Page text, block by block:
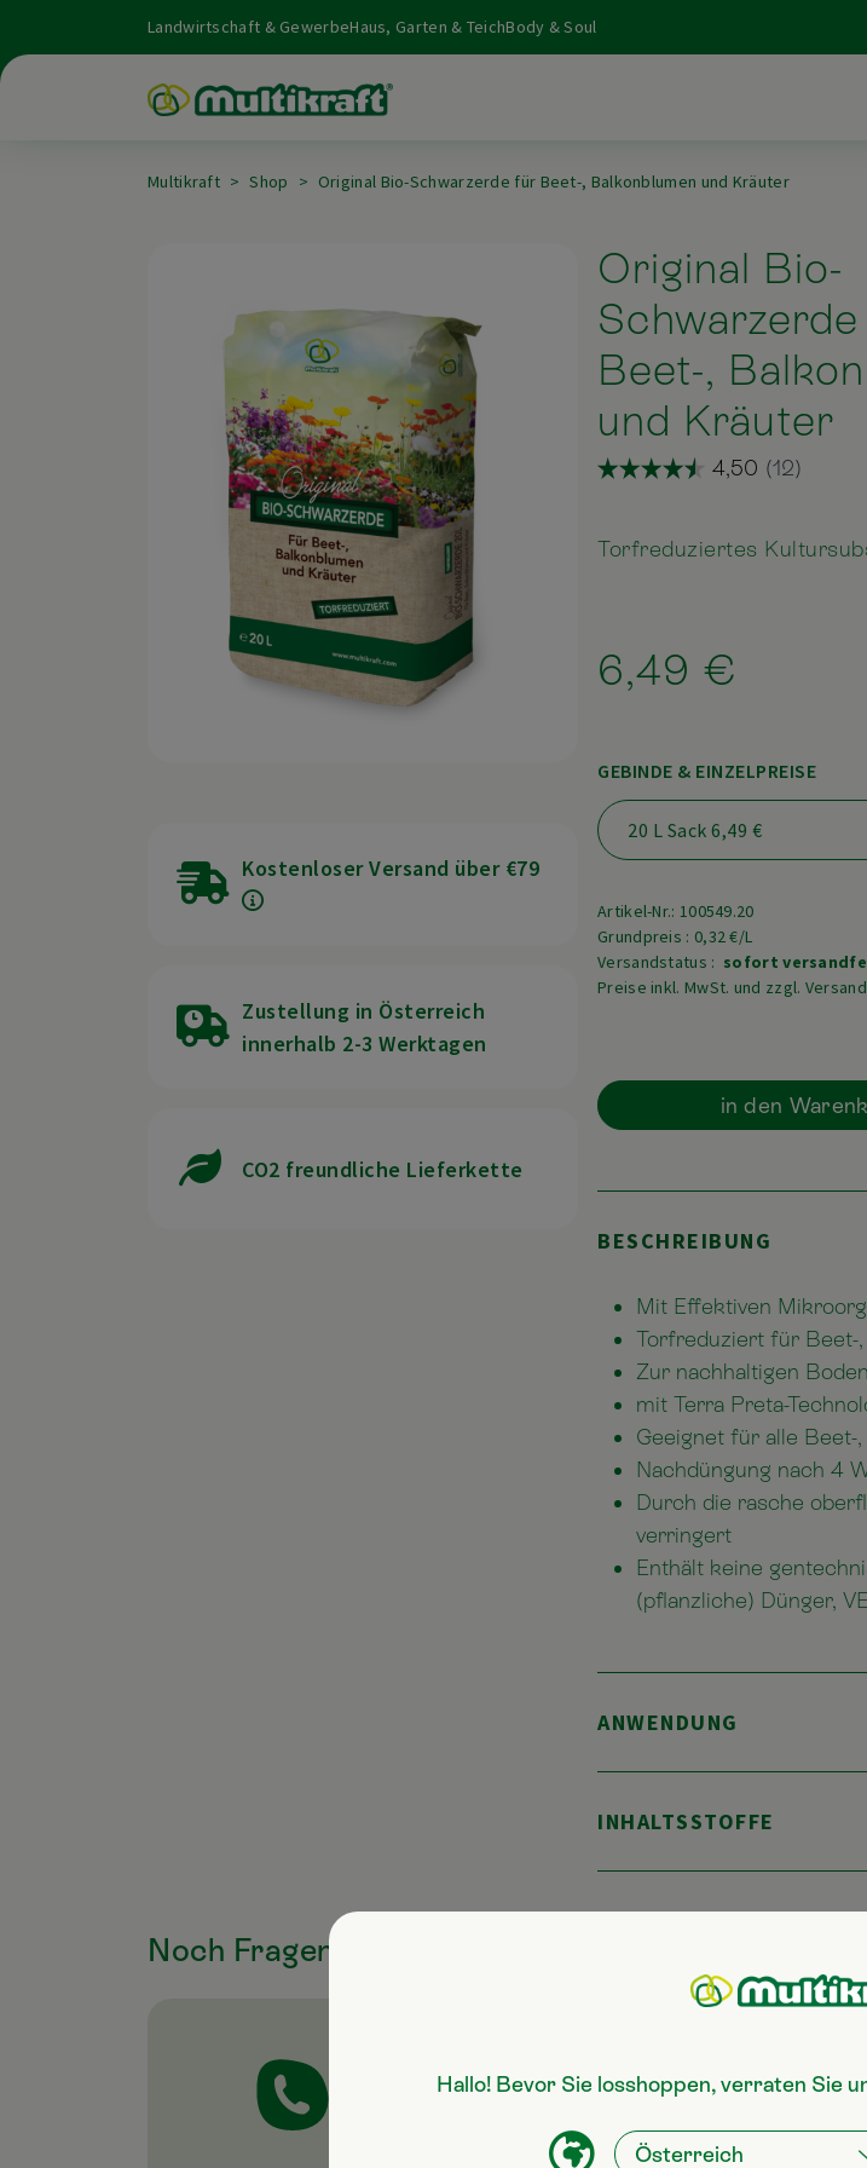
Landwirtschaft & GewerbeHaus, Garten & TeichBody & Soul
Multikraft Shop Original Bio-Schwarzerde für Beet-, Balkonblumen und Kräuter
Kostenloser Versand über €79
Zustellung in Österreich
innerhalb 2-3 Werktagen
CO2 freundliche Lieferkette
Original Bio-
Beet-,
und Kräuter
Torfreduziertes
6,49 €
GEBINDE & EINZELPREISE
Artikel-Nr.: 100549.20
Grundpreis : 0,32 €/L
Versandstatus : sofort
Preise inkl. MwSt. und zzgl.
in den
BESCHREIBUNG
Mit Effektiven
Torfreduziert für Beet-
Zur nachhaltigen
mit Terra Preta-
Geeignet für alle Beet-
Nachdüngung nach 4
Durch die rasche
verringert
Enthält keine
(pflanzliche) Dünger,
ANWENDUNG
INHALTSSTOFFE
Noch Fragen zum Produkt?
Servicehotline E-Mail
Hallo! Bevor Sie losshoppen, verraten Sie